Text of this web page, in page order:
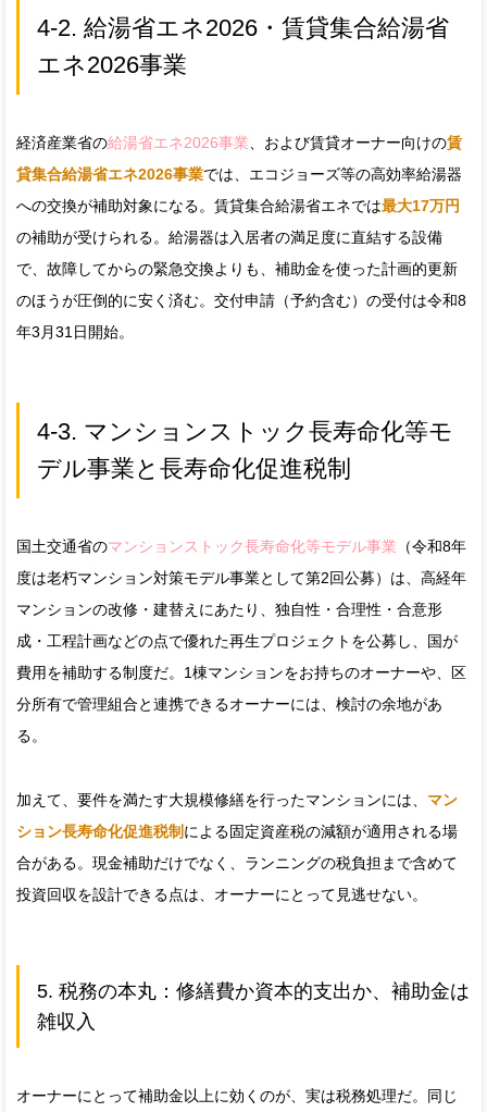
4-2. 給湯省エネ2026・賃貸集合給湯省
エネ2026事業
経済産業省の給湯省エネ2026事業、および賃貸オーナー向けの賃
貸集合給湯省エネ2026事業では、エコジョーズ等の高効率給湯器
への交換が補助対象になる。賃貸集合給湯省エネでは最大17万円
の補助が受けられる。給湯器は入居者の満足度に直結する設備
で、故障してからの緊急交換よりも、補助金を使った計画的更新
のほうが圧倒的に安く済む。交付申請（予約含む）の受付は令和8
年3月31日開始。
4-3. マンションストック長寿命化等モ
デル事業と長寿命化促進税制
国土交通省のマンションストック長寿命化等モデル事業 （令和8年
度は老朽マンション対策モデル事業として第2回公募）は、高経年
マンションの改修・建替えにあたり、独自性・合理性・合意形
成・工程計画などの点で優れた再生プロジェクトを公募し、国が
費用を補助する制度だ。1棟マンションをお持ちのオーナーや、区
分所有で管理組合と連携できるオーナーには、検討の余地があ
る。
加えて、要件を満たす大規模修繕を行ったマンションには、 マン
ション長寿命化促進税制 による固定資産税の減額が適用される場
合がある。現金補助だけでなく、ランニングの税負担まで含めて
投資回収を設計できる点は、オーナーにとって見逃せない。
5. 税務の本丸：修繕費か資本的支出か、補助金は
雑収入
オーナーにとって補助金以上に効くのが、実は税務処理だ。同じ